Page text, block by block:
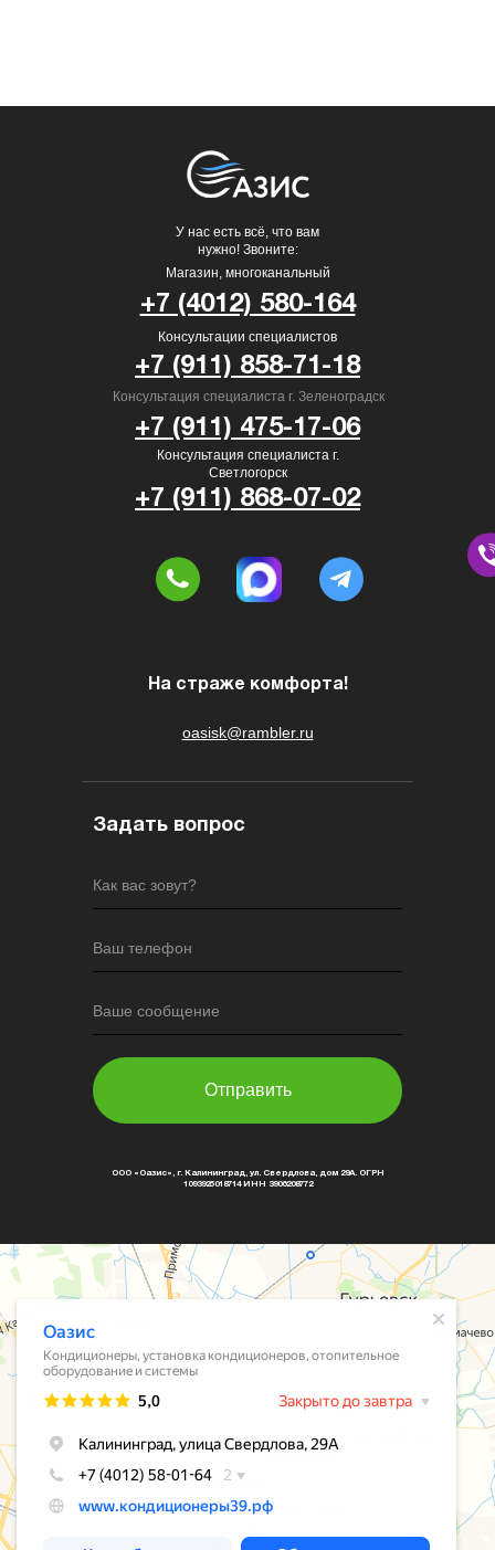
Как вас зовут?
Ваш телефон
Ваше сообщение
Отправить
oasisk@rambler.ru
У нас есть всё, что вам
нужно! Звоните:
На страже комфорта!
Магазин, многоканальный
Консультация специалиста г.
Светлогорск
Консультация специалиста г. Зеленоградск
Консультации специалистов
+7 (911) 858-71-18
+7 (911) 475-17-06
+7 (911) 868-07-02
+7 (4012) 580-164
Задать вопрос
ООО «Оазис», г. Калининград, ул. Свердлова, дом 29А. ОГРН
1093925018714 ИНН 3906208772